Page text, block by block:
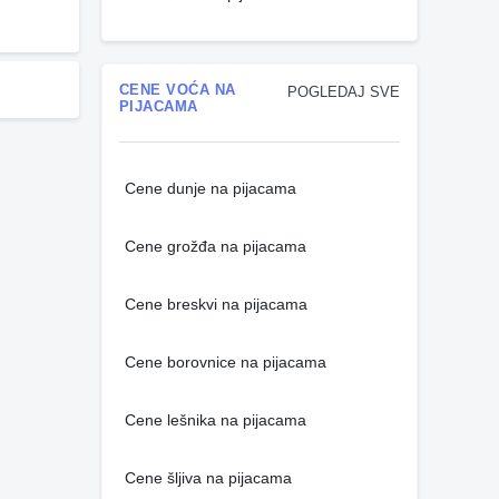
POGLEDAJ SVE
CENE VOĆA NA
PIJACAMA
Cene dunje na pijacama
Cene grožđa na pijacama
Cene breskvi na pijacama
Cene borovnice na pijacama
Cene lešnika na pijacama
Cene šljiva na pijacama